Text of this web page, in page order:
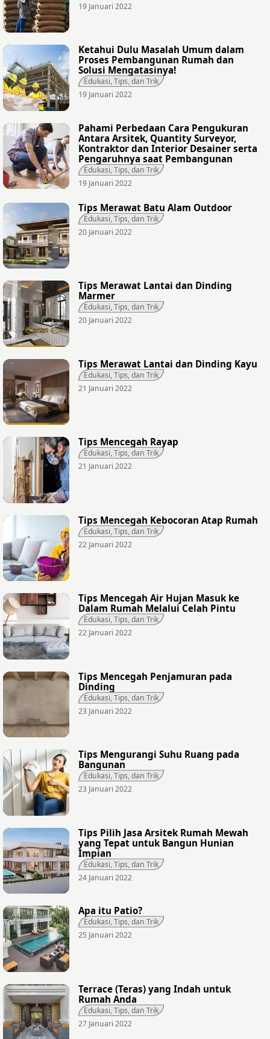
19 Januari 2022
Ketahui Dulu Masalah Umum dalam
Proses Pembangunan Rumah dan
Solusi Mengatasinya!
Edukasi, Tips, dan Trik
19 Januari 2022
Pahami Perbedaan Cara Pengukuran
Antara Arsitek, Quantity Surveyor,
Kontraktor dan Interior Desainer serta
Pengaruhnya saat Pembangunan
Edukasi, Tips, dan Trik
19 Januari 2022
Tips Merawat Batu Alam Outdoor
Edukasi, Tips, dan Trik
20 Januari 2022
Tips Merawat Lantai dan Dinding
Marmer
Edukasi, Tips, dan Trik
20 Januari 2022
Tips Merawat Lantai dan Dinding Kayu
Edukasi, Tips, dan Trik
21 Januari 2022
Tips Mencegah Rayap
Edukasi, Tips, dan Trik
21 Januari 2022
Tips Mencegah Kebocoran Atap Rumah
Edukasi, Tips, dan Trik
22 Januari 2022
Tips Mencegah Air Hujan Masuk ke
Dalam Rumah Melalui Celah Pintu
Edukasi, Tips, dan Trik
22 Januari 2022
Tips Mencegah Penjamuran pada
Dinding
Edukasi, Tips, dan Trik
23 Januari 2022
Tips Mengurangi Suhu Ruang pada
Bangunan
Edukasi, Tips, dan Trik
23 Januari 2022
Tips Pilih Jasa Arsitek Rumah Mewah
yang Tepat untuk Bangun Hunian
Impian
Edukasi, Tips, dan Trik
24 Januari 2022
Apa itu Patio?
Edukasi, Tips, dan Trik
25 Januari 2022
Terrace (Teras) yang Indah untuk
Rumah Anda
Edukasi, Tips, dan Trik
27 Januari 2022